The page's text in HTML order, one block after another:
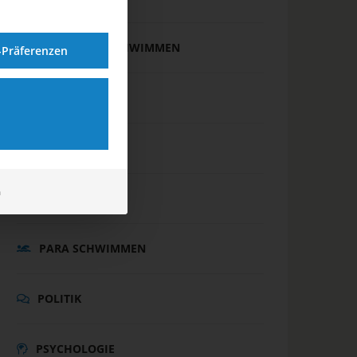
FREIWASSERSCHWIMMEN
JUGEND
PARA SCHWIMMEN
POLITIK
PSYCHOLOGIE